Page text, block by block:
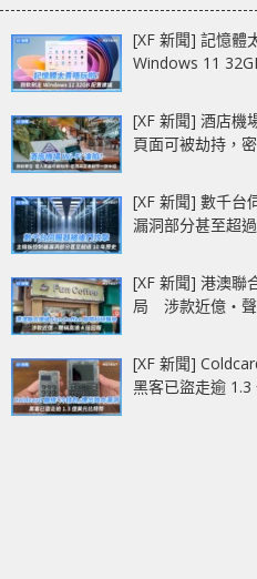
[XF 新聞] 記憶
Windows 11
[XF 新聞] 酒店機
頁面可被劫持，
[XF 新聞] 數千
漏洞部分甚至超
[XF 新聞] 港澳聯
局 涉款近億‧聲
[XF 新聞]
黑客已盜走逾